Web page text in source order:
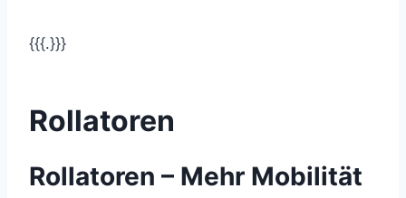
{{{.}}}
Rollatoren
Rollatoren – Mehr Mobilität